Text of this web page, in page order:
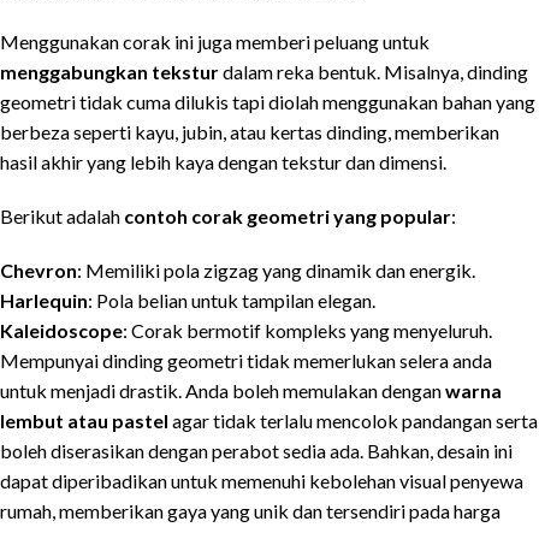
Menggunakan corak ini juga memberi peluang untuk
menggabungkan teksturdalam reka bentuk. Misalnya, dinding
geometri tidak cuma dilukis tapi diolah menggunakan bahan yang
berbeza seperti kayu, jubin, atau kertas dinding, memberikan
hasil akhir yang lebih kaya dengan tekstur dan dimensi.
Berikut adalah contoh corak geometri yang popular:
Chevron: Memiliki pola zigzag yang dinamik dan energik.
Harlequin: Pola belian untuk tampilan elegan.
Kaleidoscope: Corak bermotif kompleks yang menyeluruh.
Mempunyai dinding geometri tidak memerlukan selera anda
untuk menjadi drastik. Anda boleh memulakan denganwarna
lembut atau pastel agar tidak terlalu mencolok pandangan serta
boleh diserasikan dengan perabot sedia ada. Bahkan, desain ini
dapat diperibadikan untuk memenuhi kebolehan visual penyewa
rumah, memberikan gaya yang unik dan tersendiri pada harga